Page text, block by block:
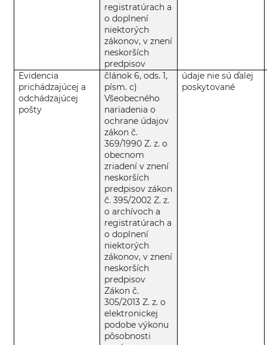
registratúrach a
o doplnení
niektorých
zákonov, v znení
neskorších
predpisov
Evidencia
prichádzajúcej a
odchádzajúcej
pošty
článok 6, ods. 1,
písm. c)
Všeobecného
nariadenia o
ochrane údajov
zákon č.
369/1990 Z. z. o
obecnom
zriadení v znení
neskorších
predpisov zákon
č. 395/2002 Z. z.
o archívoch a
registratúrach a
o doplnení
niektorých
zákonov, v znení
neskorších
predpisov
Zákon č.
305/2013 Z. z. o
elektronickej
podobe výkonu
pôsobnosti
údaje nie sú ďalej
poskytované